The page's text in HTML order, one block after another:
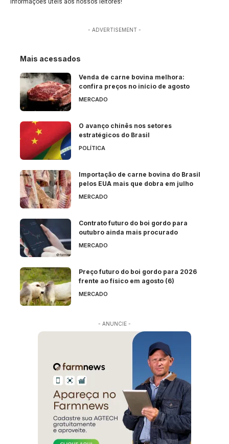
informações úteis aos nossos leitores!
- ADVERTISEMENT -
Mais acessados
Venda de carne bovina melhora:
confira preços no início de agosto
MERCADO
O avanço chinês nos setores
estratégicos do Brasil
POLÍTICA
Importação de carne bovina do Brasil
pelos EUA mais que dobra em julho
MERCADO
Contrato futuro do boi gordo para
outubro ainda mais procurado
MERCADO
Preço futuro do boi gordo para 2026
frente ao físico em agosto (6)
MERCADO
- ANUNCIE -